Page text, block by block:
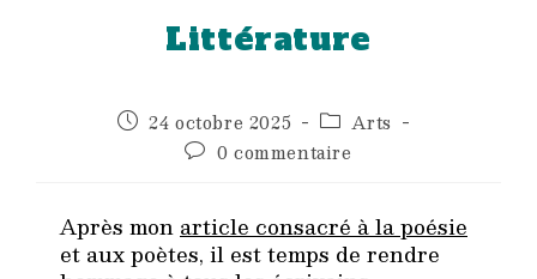
Littérature
Publication
publiée :
24 octobre 2025 Post
category:
Arts
Commentaires
publication :
0 commentaire
Après mon article consacré à la poésie
et aux poètes, il est temps de rendre